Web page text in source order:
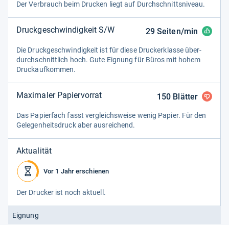
Der Ver­brauch beim Dru­cken liegt auf Durch­schnitts­ni­veau.
Druckgeschwindigkeit S/W 29Seiten/min
Die Druck­ge­schwin­dig­keit ist für diese Drucker­klasse über­
durch­schnitt­lich hoch. Gute Eig­nung für Büros mit hohem
Druck­auf­kom­men.
Maximaler Papiervorrat 150 Blätter
Das Papier­fach fasst ver­gleichs­weise wenig Papier. Für den
Gele­gen­heits­druck aber aus­rei­chend.
Aktualität
Vor 1 Jahr erschienen
Der Dru­cker ist noch aktu­ell.
Eignung